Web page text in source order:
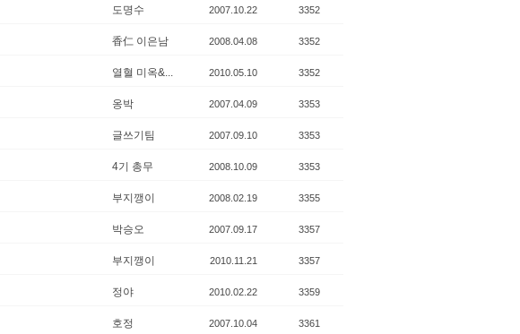
도명수 2007.10.22 3352
香仁 이은남 2008.04.08 3352
열혈 미옥&... 2010.05.10 3352
옹박 2007.04.09 3353
글쓰기팀 2007.09.10 3353
4기 총무 2008.10.09 3353
부지깽이 2008.02.19 3355
박승오 2007.09.17 3357
부지깽이 2010.11.21 3357
정야 2010.02.22 3359
호정 2007.10.04 3361